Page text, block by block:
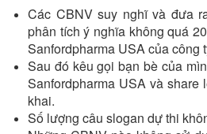
Các CBNV suy nghĩ và đưa
phân tích ý nghĩa không quá
Sanfordpharma USA của công
Sau đó kêu gọi bạn bè của
Sanfordpharma USA và
khai.
Số lượng câu slogan dự thi